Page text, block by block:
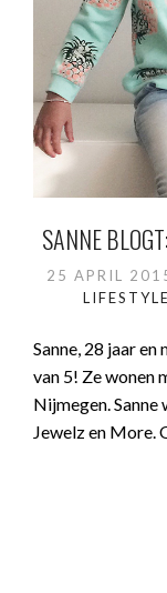
SANNE
25 APRIL
LIFESTYLE
Sanne, 28 jaar
van 5! Ze wonen
Nijmegen.
Jewelz en More.